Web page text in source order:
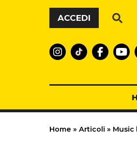
Vai al contenuto
ACCEDI
Home » Articoli » Music